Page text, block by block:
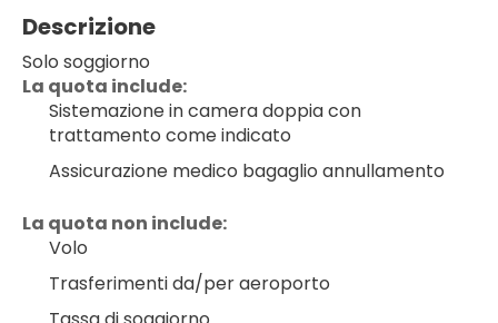
Descrizione
Solo soggiorno
﻿La quota include:
Sistemazione in camera doppia con
trattamento come indicato
Assicurazione medico bagaglio annullamento
La quota non include:
Volo
Trasferimenti da/per aeroporto